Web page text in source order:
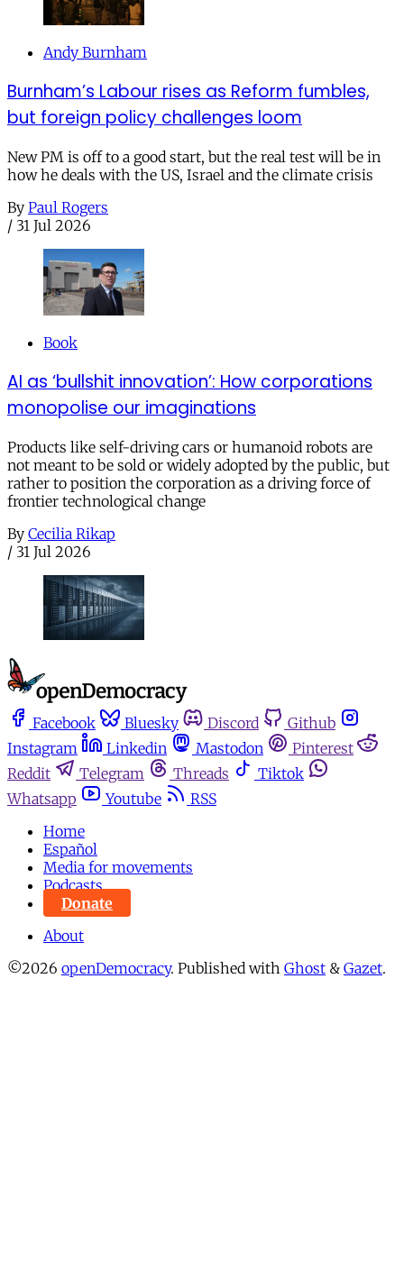
Andy Burnham
Burnham’s Labour rises as Reform fumbles,
but foreign policy challenges loom
New PM is off to a good start, but the real test will be in
how he deals with the US, Israel and the climate crisis
By Paul Rogers
/ 31 Jul 2026
Book
AI as ‘bullshit innovation’: How corporations
monopolise our imaginations
Products like self-driving cars or humanoid robots are
not meant to be sold or widely adopted by the public, but
rather to position the corporation as a driving force of
frontier technological change
By Cecilia Rikap
/ 31 Jul 2026
Facebook Bluesky Discord
Github
Instagram
Linkedin Mastodon
Pinterest
Reddit
Telegram Threads
Tiktok
Whatsapp
Youtube
RSS
Home
Español
Media for movements
Podcasts
Donate
About
©2026 openDemocracy. Published with Ghost & Gazet.